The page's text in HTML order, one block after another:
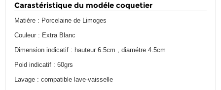
Carastéristique du modéle coquetier
Matiére : Porcelaine de Limoges
Couleur : Extra Blanc
Dimension indicatif : hauteur 6.5cm , diamétre 4.5cm
Poid indicatif : 60grs
Lavage : compatible lave-vaisselle